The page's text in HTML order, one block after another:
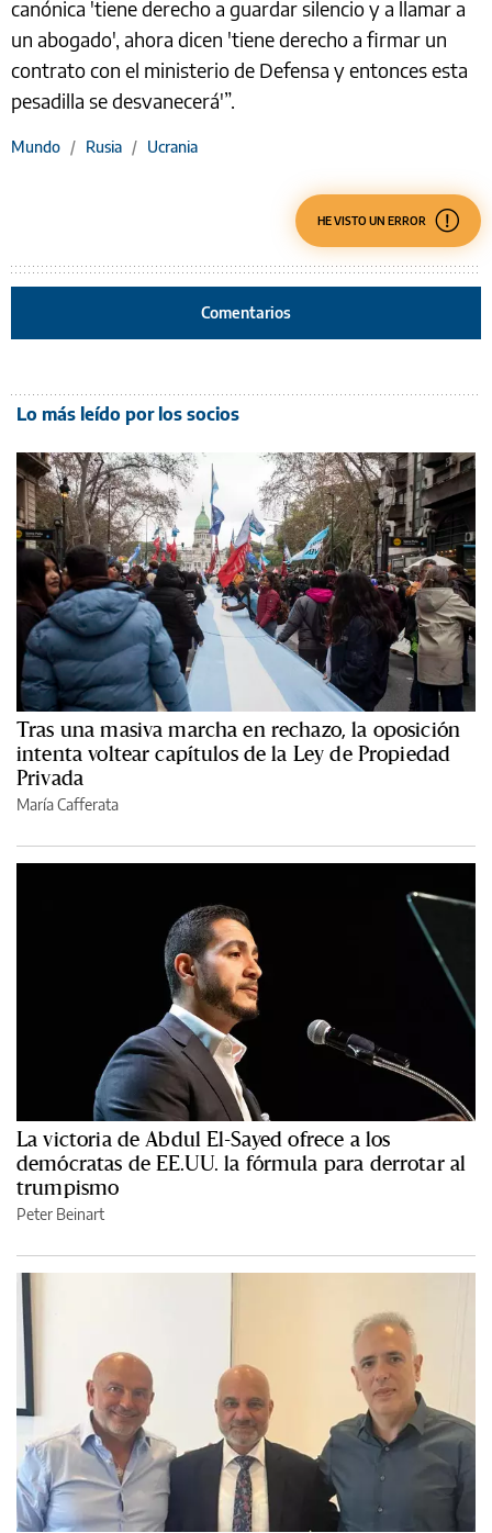
canónica 'tiene derecho a guardar silencio y a llamar a
un abogado', ahora dicen 'tiene derecho a firmar un
contrato con el ministerio de Defensa y entonces esta
pesadilla se desvanecerá'”.
Mundo / Rusia / Ucrania
HE VISTO UN ERROR
Comentarios
Lo más leído por los socios
Tras una masiva marcha en rechazo, la oposición
intenta voltear capítulos de la Ley de Propiedad
Privada
María Cafferata
La victoria de Abdul El-Sayed ofrece a los
demócratas de EE.UU. la fórmula para derrotar al
trumpismo
Peter Beinart